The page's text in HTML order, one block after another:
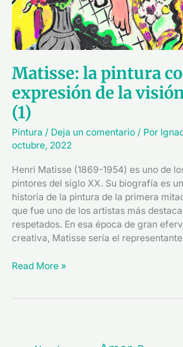
Matisse: la pintura
expresión de la
(1)
Pintura / Deja un comentario / Por
octubre, 2022
Henri Matisse (1869-1954) es uno de
pintores del siglo XX. Su biografía es
historia de la pintura de la primera
que fue uno de los artistas más
respetados. En esa época de gran
creativa, Matisse sería el
visión
interior
(1)
Read More »